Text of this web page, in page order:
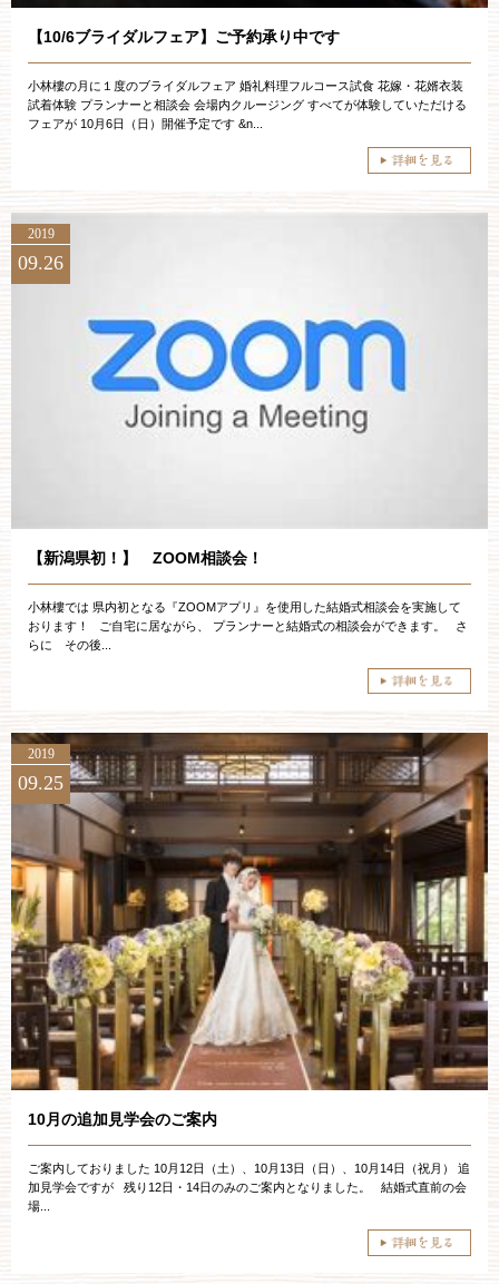
【10/6ブライダルフェア】ご予約承り中です
小林樓の月に１度のブライダルフェア 婚礼料理フルコース試食 花嫁・花婿衣装
試着体験 プランナーと相談会 会場内クルージング すべてが体験していただける
フェアが 10月6日（日）開催予定です &n...
2019
09.26
【新潟県初！】 ZOOM相談会！
小林樓では 県内初となる『ZOOMアプリ』を使用した結婚式相談会を実施して
おります！ ご自宅に居ながら、 プランナーと結婚式の相談会ができます。 さ
らに その後...
2019
09.25
10月の追加見学会のご案内
ご案内しておりました 10月12日（土）、10月13日（日）、10月14日（祝月） 追
加見学会ですが 残り12日・14日のみのご案内となりました。 結婚式直前の会
場...